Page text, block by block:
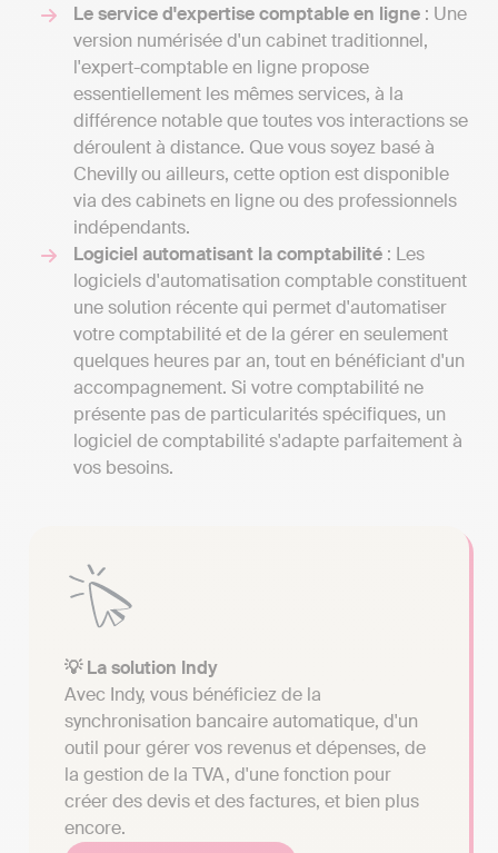
Le service d'expertise comptable en ligne : Une
version numérisée d'un cabinet traditionnel,
l'expert-comptable en ligne propose
essentiellement les mêmes services, à la
différence notable que toutes vos interactions se
déroulent à distance. Que vous soyez basé à
Chevilly ou ailleurs, cette option est disponible
via des cabinets en ligne ou des professionnels
indépendants.
Logiciel automatisant la comptabilité : Les
logiciels d'automatisation comptable constituent
une solution récente qui permet d'automatiser
votre comptabilité et de la gérer en seulement
quelques heures par an, tout en bénéficiant d'un
accompagnement. Si votre comptabilité ne
présente pas de particularités spécifiques, un
logiciel de comptabilité s'adapte parfaitement à
vos besoins.
💡 La solution Indy
Avec Indy, vous bénéficiez de la
synchronisation bancaire automatique, d'un
outil pour gérer vos revenus et dépenses, de
la gestion de la TVA, d'une fonction pour
créer des devis et des factures, et bien plus
encore.